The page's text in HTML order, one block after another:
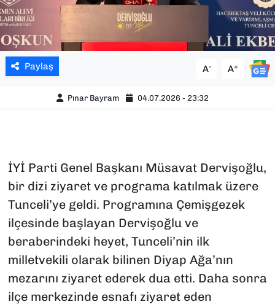
Paylaş A- A+
Pınar Bayram 04.07.2026 - 23:32
İYİ Parti Genel Başkanı Müsavat Dervişoğlu,
bir dizi ziyaret ve programa katılmak üzere
Tunceli’ye geldi. Programına Çemişgezek
ilçesinde başlayan Dervişoğlu ve
beraberindeki heyet, Tunceli’nin ilk
milletvekili olarak bilinen Diyap Ağa’nın
mezarını ziyaret ederek dua etti. Daha sonra
ilçe merkezinde esnafı ziyaret eden